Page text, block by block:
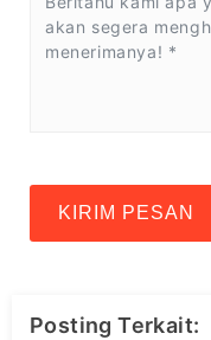
KIRIM PESAN
Posting Terkait: